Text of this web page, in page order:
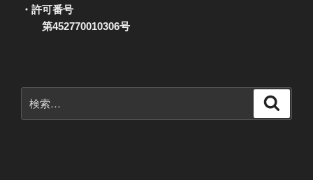
・許可番号
第452770010306号
索: